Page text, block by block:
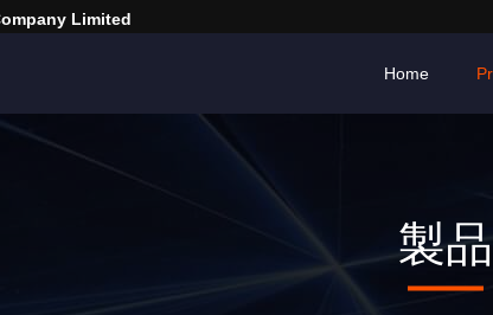
Limited
Home
製品